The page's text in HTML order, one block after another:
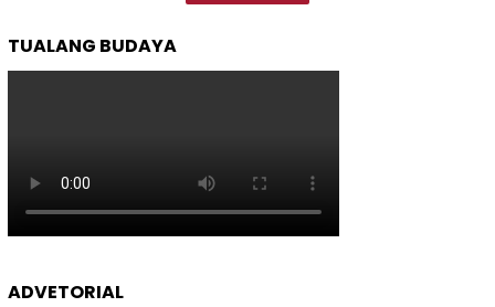
TUALANG BUDAYA
ADVETORIAL